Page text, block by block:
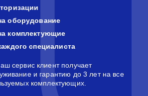
оборудование
комплектующие
специалиста
сервис клиент получает
и гарантию до 3 лет на все
комплектующих.